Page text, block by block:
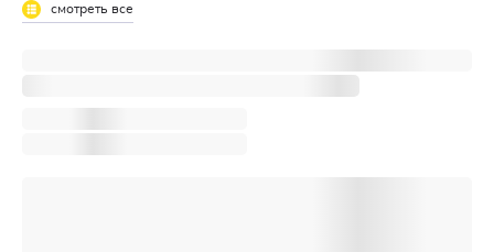
смотреть все